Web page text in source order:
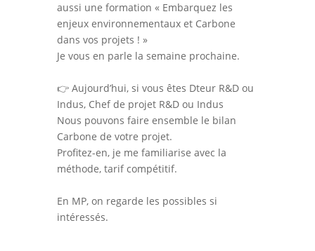
aussi une formation « Embarquez les
enjeux environnementaux et Carbone
dans vos projets ! »
Je vous en parle la semaine prochaine.
👉 Aujourd’hui, si vous êtes Dteur R&D ou
Indus, Chef de projet R&D ou Indus
Nous pouvons faire ensemble le bilan
Carbone de votre projet.
Profitez-en, je me familiarise avec la
méthode, tarif compétitif.
En MP, on regarde les possibles si
intéressés.